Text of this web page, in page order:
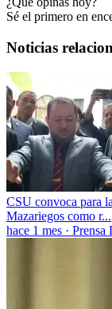
Sé el primero en
Noticias
CSU convoca para
Mazariegos como r...
hace 1 mes · Prensa